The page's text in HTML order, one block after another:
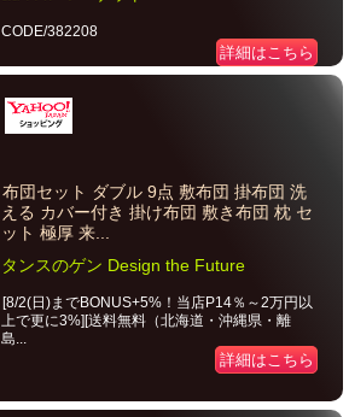
CODE/382208
詳細はこちら
布団セット ダブル 9点 敷布団 掛布団 洗
える カバー付き 掛け布団 敷き布団 枕 セ
ット 極厚 来...
タンスのゲン Design the Future
[8/2(日)までBONUS+5%！当店P14％～2万円以
上で更に3%][送料無料（北海道・沖縄県・離
島...
詳細はこちら